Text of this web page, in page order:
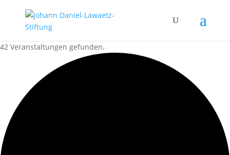
42 Veranstaltungen gefunden.